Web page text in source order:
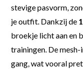
stevige pasvorm,
je outfit. Dankzij de
broekje licht aan en
trainingen. De
gang, wat vooral